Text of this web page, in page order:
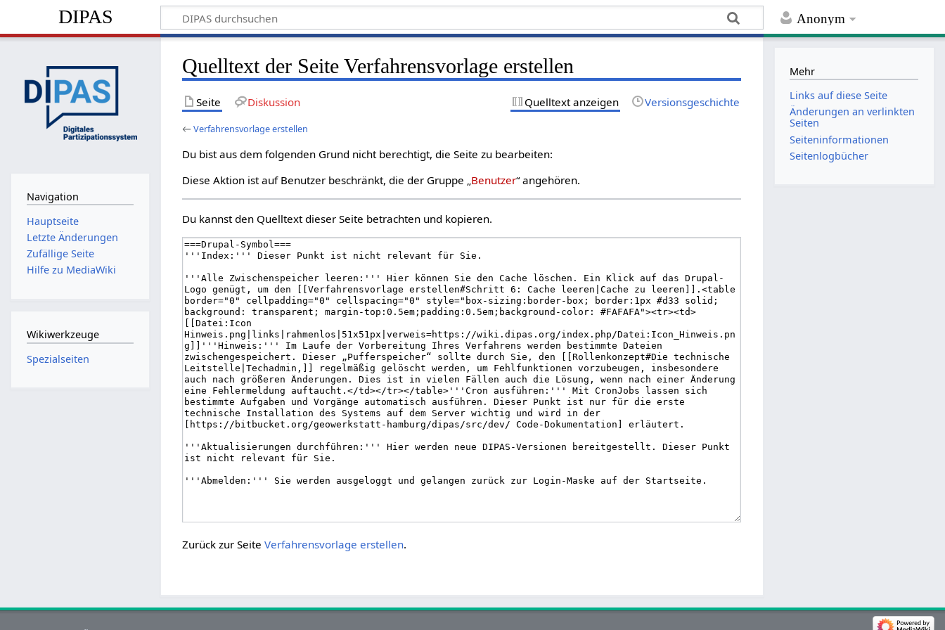
Anonym
DIPAS
Quelltext der Seite Verfahrensvorlage erstellen
Seite Diskussion Quelltext anzeigen Versionsgeschichte
←Verfahrensvorlage erstellen
Du bist aus dem folgenden Grund nicht berechtigt, die Seite zu bearbeiten:
Diese Aktion ist auf Benutzer beschränkt, die der Gruppe „Benutzer“ angehören.
Du kannst den Quelltext dieser Seite betrachten und kopieren.
Zurück zur SeiteVerfahrensvorlage erstellen.
Navigation
Hauptseite
Letzte Änderungen
Zufällige Seite
Hilfe zu MediaWiki
Wikiwerkzeuge
Spezialseiten
Mehr
Links auf diese Seite
Änderungen an verlinkten
Seiten
Seiten­informationen
Seitenlogbücher